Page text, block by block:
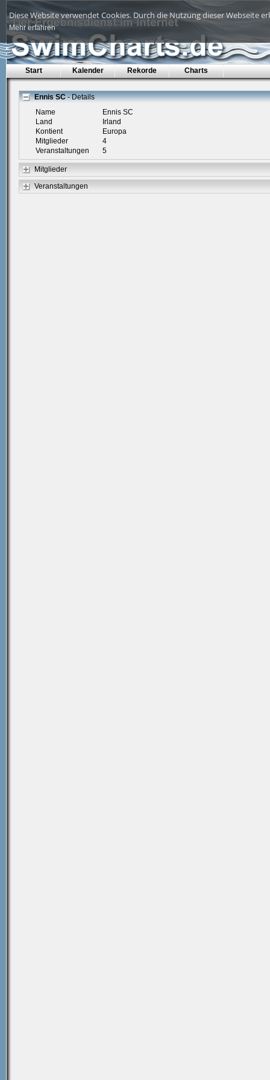
Diese Website verwendet Cookies. Durch die Nutzung dieser Webseite
Mehr erfahren
Start Kalender Rekorde Charts
Ennis SC- Details
Name
Ennis SC
Land
Irland
Kontient
Europa
Mitglieder
4
Veranstaltungen
5
Mitglieder
Veranstaltungen